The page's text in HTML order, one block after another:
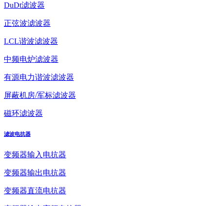
DuDt滤波器
正弦波滤波器
LCL谐波滤波器
中频电炉滤波器
有源电力谐波滤波器
屏蔽机房/军标滤波器
磁环滤波器
滤波电抗器
变频器输入电抗器
变频器输出电抗器
变频器直流电抗器